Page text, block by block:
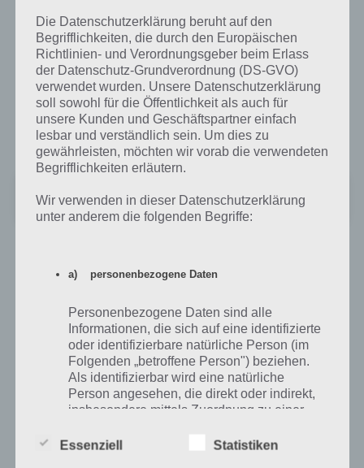
High School Story für iPhone, iPod Touch und
iPad im iTunes App Store herunterladen
Auch wenn die High School Story App im iTunes App Store kostenlos
zum Download bereitsteht, gibt es eine Reihe von In App Käufen,
womit ihr das Spielgeschehen beschleunigen könnt. Als Universal
App für iPhone, iPad und iPod Touch könnt ihr euch High School
Story hier im iTunes App Store herunterladen:
Preis:Kostenlos+
Tweet auf Twitter
Nächster Artikel in dieser Serie
Mehr Artikel hier auf Touchportal
Die Datenschutzerklärung beruht auf den
Begrifflichkeiten, die durch den Europäischen
Richtlinien- und Verordnungsgeber beim Erlass
der Datenschutz-Grundverordnung (DS-GVO)
verwendet wurden. Unsere Datenschutzerklärung
soll sowohl für die Öffentlichkeit als auch für
unsere Kunden und Geschäftspartner einfach
lesbar und verständlich sein. Um dies zu
gewährleisten, möchten wir vorab die verwendeten
Begrifflichkeiten erläutern.
Wir verwenden in dieser Datenschutzerklärung
unter anderem die folgenden Begriffe:
a) personenbezogene Daten
Personenbezogene Daten sind alle
Informationen, die sich auf eine identifizierte
oder identifizierbare natürliche Person (im
Folgenden „betroffene Person") beziehen.
Als identifizierbar wird eine natürliche
Person angesehen, die direkt oder indirekt,
insbesondere mittels Zuordnung zu einer
Kennnummer, zu Standortdaten, zu einer
Essenziell Statistiken